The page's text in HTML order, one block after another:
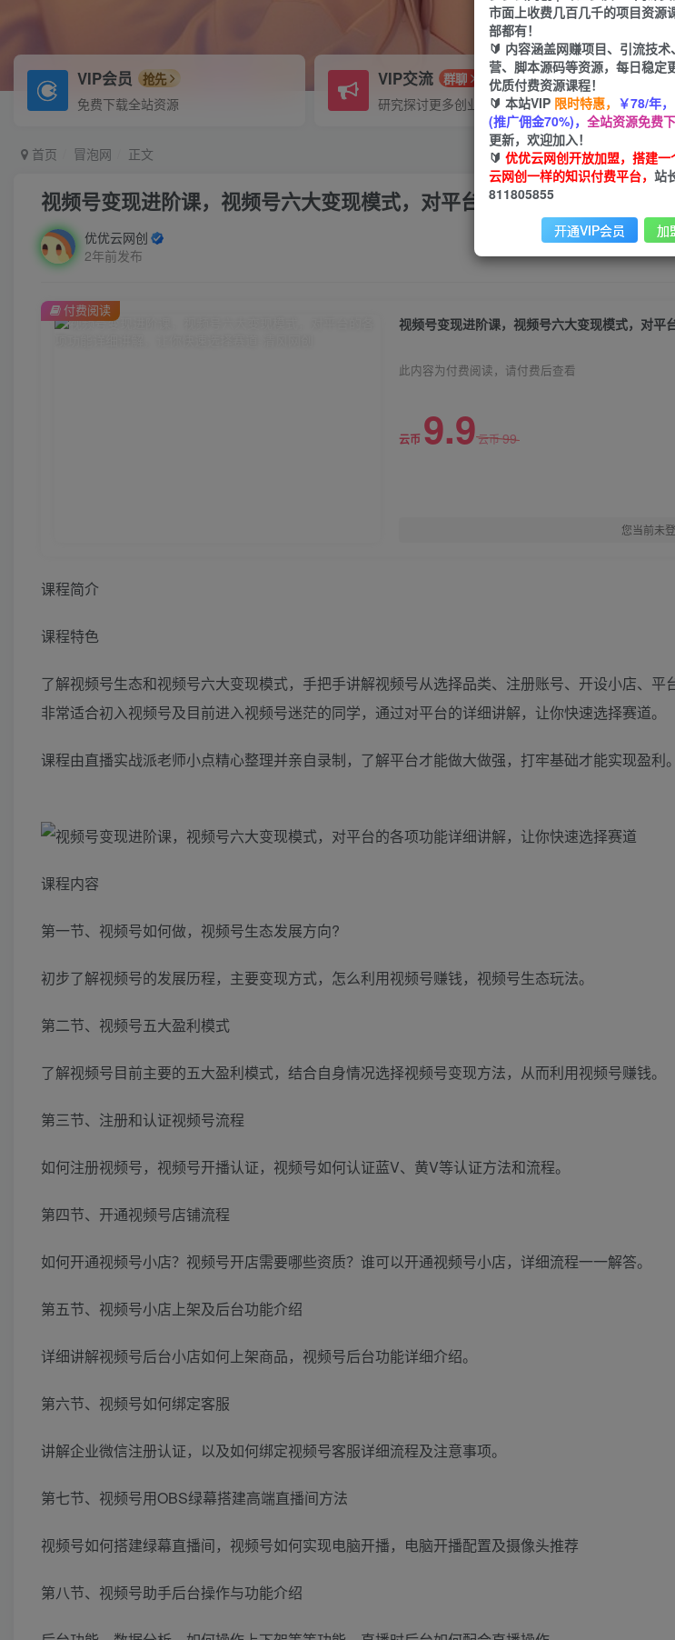
VIP会员 抢先
免费下载全站资源
VIP交流 群聊
研究探讨更多创业项目路子。
首页 冒泡网 正文
视频号变现进阶课，视频号六大变现模式，对平台的各项功能详细讲解
优优云网创
2年前发布
此内容为付费阅读，请付费后查看
云币 9.9云币99
您当前未
付费阅读
课程简介
课程特色
了解视频号生态和视频号六大变现模式，手把手讲解视频号从选择品类、注册账号、开设小店、平
非常适合初入视频号及目前进入视频号迷茫的同学，通过对平台的详细讲解，让你快速选择赛道。
课程由直播实战派老师小点精心整理并亲自录制，了解平台才能做大做强，打牢基础才能实现盈利。
课程内容
第一节、视频号如何做，视频号生态发展方向?
初步了解视频号的发展历程，主要变现方式，怎么利用视频号赚钱，视频号生态玩法。
第二节、视频号五大盈利模式
了解视频号目前主要的五大盈利模式，结合自身情况选择视频号变现方法，从而利用视频号赚钱。
第三节、注册和认证视频号流程
如何注册视频号，视频号开播认证，视频号如何认证蓝V、黄V等认证方法和流程。
第四节、开通视频号店铺流程
如何开通视频号小店？视频号开店需要哪些资质？谁可以开通视频号小店，详细流程一一解答。
第五节、视频号小店上架及后台功能介绍
详细讲解视频号后台小店如何上架商品，视频号后台功能详细介绍。
第六节、视频号如何绑定客服
讲解企业微信注册认证，以及如何绑定视频号客服详细流程及注意事项。
第七节、视频号用OBS绿幕搭建高端直播间方法
视频号如何搭建绿幕直播间，视频号如何实现电脑开播，电脑开播配置及摄像头推荐
第八节、视频号助手后台操作与功能介绍
市面上收费几百几千的项目资源
部都有！
🔰 内容涵盖网赚项目、引流技术
营、脚本源码等资源，每日稳定
优质付费资源课程！
🔰 本站VIP 限时特惠， ￥78/年
(推广佣金70%)， 全站资源免费下
更新，欢迎加入！
🔰 优优云网创开放加盟，搭建一
云网创一样的知识付费平台， 站
811805855
开通VIP会员 加